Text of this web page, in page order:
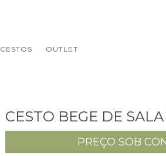
CESTOS OUTLET
CESTO BEGE DE